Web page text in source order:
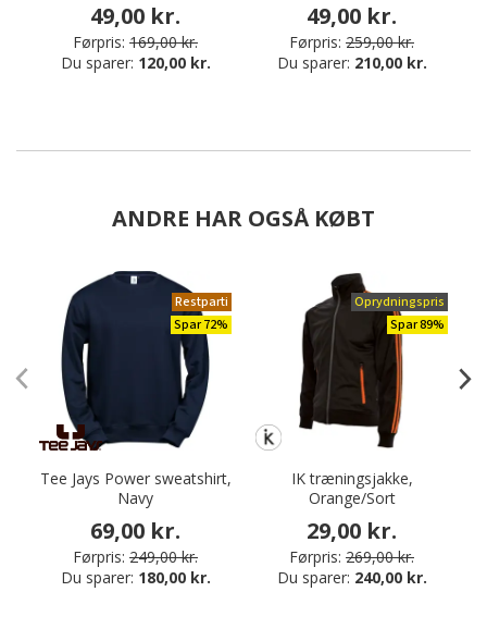
49,00 kr.
Førpris: 169,00 kr.
Du sparer: 120,00 kr.
49,00 kr.
Førpris: 259,00 kr.
Du sparer: 210,00 kr.
ANDRE HAR OGSÅ KØBT
Restparti
Spar 72%
Tee Jays Power sweatshirt,
Navy
69,00 kr.
Førpris: 249,00 kr.
Du sparer: 180,00 kr.
Oprydningspris
Spar 89%
IK træningsjakke,
Orange/Sort
29,00 kr.
Førpris: 269,00 kr.
Du sparer: 240,00 kr.